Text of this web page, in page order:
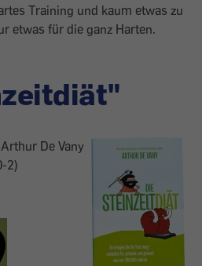
Training und kaum etwas zu
etwas für die ganz Harten.
De Vany
2)